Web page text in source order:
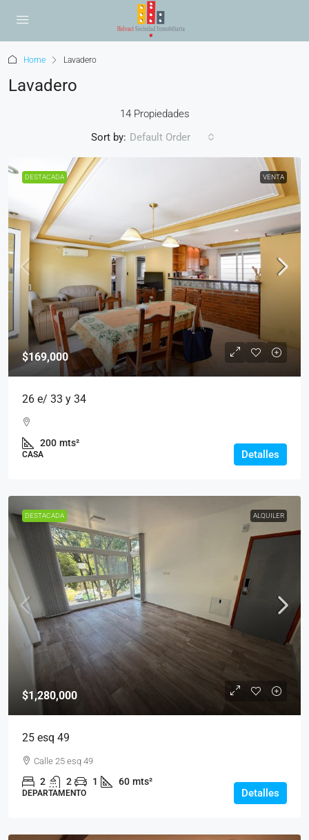
Home Lavadero
Lavadero
14 Propiedades
Sort by: Default Order
DESTACADA VENTA
$169,000
26 e/ 33 y 34
200 mts²
CASA Detalles
DESTACADA ALQUILER
$1,280,000
25 esq 49
Calle 25 esq 49
2 2 1 60 mts²
DEPARTAMENTO Detalles